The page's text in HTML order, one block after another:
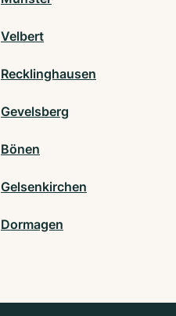
Velbert
Recklinghausen
Gevelsberg
Bönen
Gelsenkirchen
Dormagen